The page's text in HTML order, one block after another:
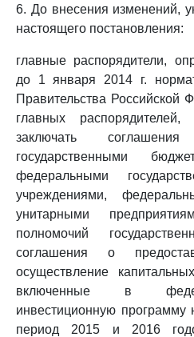
6. До внесения изменений,
настоящего постановления:
главные распорядители,
до 1 января 2014 г.
Правительства Российской
главных
заключать
государственными
федеральными
учреждениями,
унитарными
полномочий
соглашения о
осуществление
включенные в
инвестиционную
период 2015 и 2016